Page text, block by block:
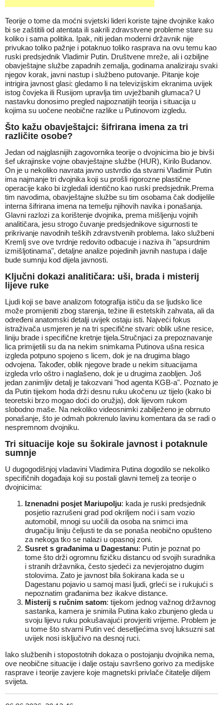
Teorije o tome da moćni svjetski lideri koriste tajne dvojnike kako
bi se zaštitili od atentata ili sakrili zdravstvene probleme stare su
koliko i sama politika. Ipak, niti jedan moderni državnik nije
privukao toliko pažnje i potaknuo toliko rasprava na ovu temu kao
ruski predsjednik Vladimir Putin. Društvene mreže, ali i ozbiljne
obavještajne službe zapadnih zemalja, godinama analiziraju svaki
njegov korak, javni nastup i službeno putovanje. Pitanje koje
intrigira javnost glasi: gledamo li na televizijskim ekranima uvijek
istog čovjeka ili Rusijom upravlja tim uvježbanih glumaca? U
nastavku donosimo pregled najpoznatijih teorija i situacija u
kojima su uočene neobične razlike u Putinovom izgledu.
Što kažu obavještajci: šifrirana imena za tri
različite osobe?
Jedan od najglasnijih zagovornika teorije o dvojnicima bio je bivši
šef ukrajinske vojne obavještajne službe (HUR), Kirilo Budanov.
On je u nekoliko navrata javno ustvrdio da stvarni Vladimir Putin
ima najmanje tri dvojnika koji su prošli rigorozne plastične
operacije kako bi izgledali identično kao ruski predsjednik.Prema
tim navodima, obavještajne službe su tim osobama čak dodijelile
interna šifrirana imena na temelju njihovih navika i ponašanja.
Glavni razlozi za korištenje dvojnika, prema mišljenju vojnih
analitičara, jesu strogo čuvanje predsjednikove sigurnosti te
prikrivanje navodnih teških zdravstvenih problema. Iako službeni
Kremlj sve ove tvrdnje redovito odbacuje i naziva ih "apsurdnim
izmišljotinama", detaljne analize pojedinih javnih nastupa i dalje
bude sumnju kod dijela javnosti.
Ključni dokazi analitičara: uši, brada i misterij
lijeve ruke
Ljudi koji se bave analizom fotografija ističu da se ljudsko lice
može promijeniti zbog starenja, težine ili estetskih zahvata, ali da
određeni anatomski detalji uvijek ostaju isti. Najveći fokus
istraživača usmjeren je na tri specifične stvari: oblik ušne resice,
liniju brade i specifične kretnje tijela.Stručnjaci za prepoznavanje
lica primijetili su da na nekim snimkama Putinova ušna resica
izgleda potpuno spojeno s licem, dok je na drugima blago
odvojena. Također, oblik njegove brade u nekim situacijama
izgleda vrlo oštro i naglašeno, dok je u drugima zaobljen. Još
jedan zanimljiv detalj je takozvani "hod agenta KGB-a". Poznato je
da Putin tijekom hoda drži desnu ruku ukočenu uz tijelo (kako bi
teoretski brzo mogao doći do oružja), dok lijevom rukom
slobodno maše. Na nekoliko videosnimki zabilježeno je obrnuto
ponašanje, što je odmah pokrenulo lavinu komentara da se radi o
nespremnom dvojniku.
Tri situacije koje su šokirale javnost i potaknule
sumnje
U dugogodišnjoj vladavini Vladimira Putina dogodilo se nekoliko
specifičnih događaja koji su postali glavni temelj za teorije o
dvojnicima:
Iznenadni posjet Mariupolju: kada je ruski predsjednik
posjetio razrušeni grad pod okriljem noći i sam vozio
automobil, mnogi su uočili da osoba na snimci ima
drugačiju liniju čeljusti te da se ponaša neobično opušteno
za nekoga tko se nalazi u opasnoj zoni.
Susret s građanima u Dagestanu: Putin je poznat po
tome što drži ogromnu fizičku distancu od svojih suradnika
i stranih državnika, često sjedeći za nevjerojatno dugim
stolovima. Zato je javnost bila šokirana kada se u
Dagestanu pojavio u samoj masi ljudi, grleći se i rukujući s
nepoznatim građanima bez ikakve distance.
Misterij s ručnim satom: tijekom jednog važnog državnog
sastanka, kamera je snimila Putina kako zbunjeno gleda u
svoju lijevu ruku pokušavajući provjeriti vrijeme. Problem je
u tome što stvarni Putin već desetljećima svoj luksuzni sat
uvijek nosi isključivo na desnoj ruci.
Iako službenih i stopostotnih dokaza o postojanju dvojnika nema,
ove neobične situacije i dalje ostaju savršeno gorivo za medijske
rasprave i teorije zavjere koje magnetski privlače čitatelje diljem
svijeta.